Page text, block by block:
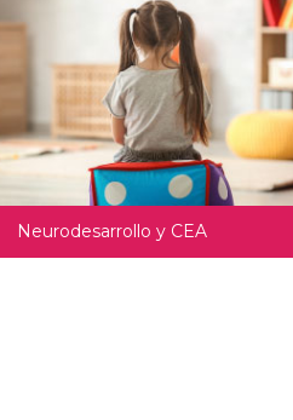
Neurodesarrollo y CEA